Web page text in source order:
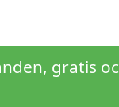
gratis